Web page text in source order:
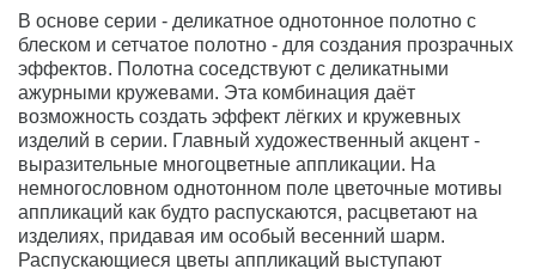
В основе серии - деликатное однотонное полотно с
блеском и сетчатое полотно - для создания прозрачных
эффектов. Полотна соседствуют с деликатными
ажурными кружевами. Эта комбинация даёт
возможность создать эффект лёгких и кружевных
изделий в серии. Главный художественный акцент -
выразительные многоцветные аппликации. На
немногословном однотонном поле цветочные мотивы
аппликаций как будто распускаются, расцветают на
изделиях, придавая им особый весенний шарм.
Распускающиеся цветы аппликаций выступают